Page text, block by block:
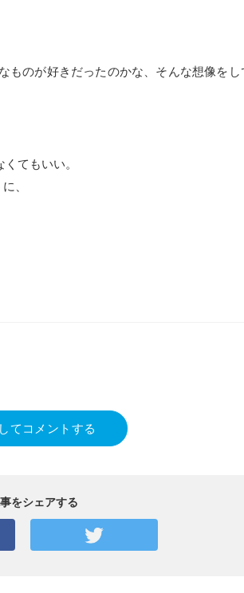
のが好きだったのかな、そんな想像を
てもいい。
、
てコメントする
をシェアする